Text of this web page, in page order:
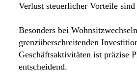
Verlust steuerlicher Vorteile
Besonders bei
grenzüberschreitenden
Geschäftsaktivitäten ist präzise
entscheidend.